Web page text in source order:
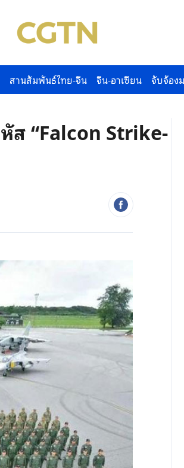
สานสัมพันธ์ไทย-จีน จีน-อาเซียน จับจ้อง
ส “Falcon Strike-